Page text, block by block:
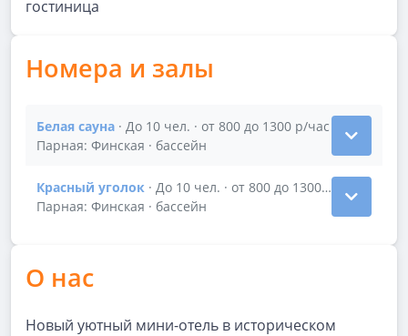
гостиница
Номера и залы
Белая сауна · До 10 чел. · от 800 до 1300 р/час
Парная: Финская · бассейн
Показать подробности зала Белая сауна
Красный уголок · До 10 чел. · от 800 до 1300 р/час
Парная: Финская · бассейн
Показать подробности зала Красный уголок
О нас
Новый уютный мини-отель в историческом